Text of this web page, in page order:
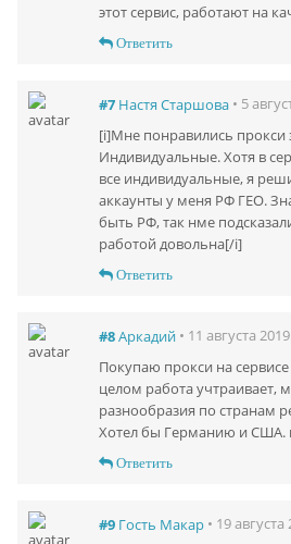
этот сервис, работают на
Ответить
#7 Настя Старшова • 5
[i]Мне понравились прокси
Индивидуальные. Хотя в
все индивидуальные, я
аккаунты у меня РФ ГЕО.
быть РФ, так нме
работой довольна[/i]
Ответить
#8Аркадий • 11 августа
Покупаю прокси на
целом работа учтраивает,
разнообразия по странам
Хотел бы Германию и США.
Ответить
#9 Гость Макар • 19